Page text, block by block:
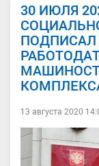
30 ИЮЛЯ
13 августа 2020